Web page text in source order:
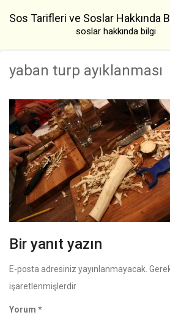
Sos Tarifleri ve Soslar Hakkında
soslar hakkında bilgi
yaban turp ayıklanması
Bir yanıt yazın
E-posta adresiniz yayınlanmayacak.
işaretlenmişlerdir
Yorum *